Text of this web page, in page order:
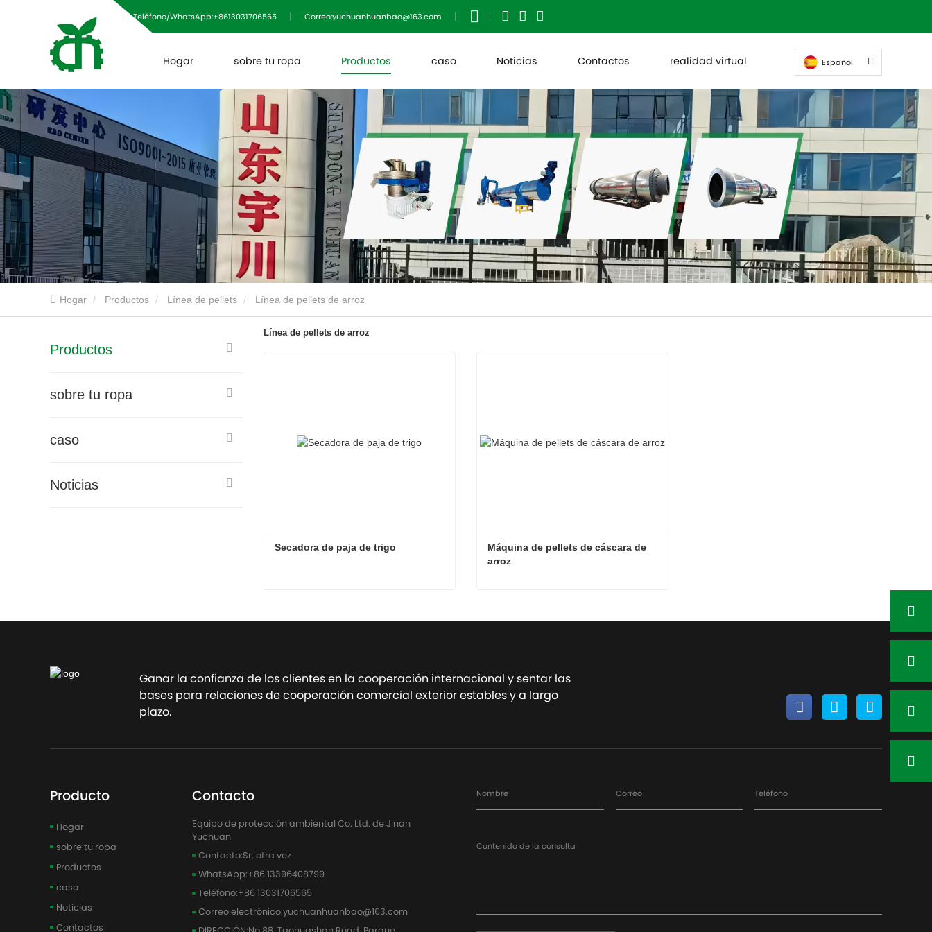
Teléfono/WhatsApp:+8613031706565 Correo:yuchuanhuanbao@163.com
Hogar sobre tu ropa Productos caso Noticias Contactos realidad virtual Español
Hogar Productos Línea de pellets Línea de pellets de arroz
Productos
sobre tu ropa
caso
Noticias
Línea de pellets de arroz
Secadora de paja de trigo
Contacta ahora
Máquina de pellets de cáscara de
arroz
Contacta ahora
Ganar la confianza de los clientes en la cooperación internacional y sentar las
bases para relaciones de cooperación comercial exterior estables y a largo
plazo.
Producto
Hogar
sobre tu ropa
Productos
caso
Noticias
Contactos
Contacto
Equipo de protección ambiental Co. Ltd. de Jinan
Yuchuan
Contacto:Sr. otra vez
WhatsApp:+86 13396408799
Teléfono:+86 13031706565
Correo electrónico:yuchuanhuanbao@163.com
Nombre Correo Teléfono
Contenido de la consulta